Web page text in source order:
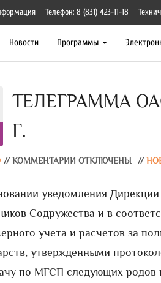
Телефон: 8 (831) 423-11-18
Новости Программы
ТЕЛЕГРАММА
Г.
// КОММЕНТАРИИ ОТКЛЮЧЕНЫ //
уведомления
Содружества и в
учета и расчетов за
утвержденными
по МГСП следующих родов